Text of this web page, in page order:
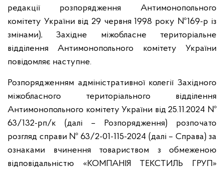
редакції розпорядження Антимонопольного
комітету України від 29 червня 1998 року №169-р із
змінами), Західне міжобласне територіальне
відділення Антимонопольного комітету України
повідомляє наступне.
Розпорядженням адміністративної колегії Західного
міжобласного територіального відділення
Антимонопольного комітету України від 25.11.2024 №
63/132-рп/к (далі – Розпорядження) розпочато
розгляд справи № 63/2-01-115-2024 (далі – Справа) за
ознаками вчинення товариством з обмеженою
відповідальністю «КОМПАНІЯ ТЕКСТИЛЬ ГРУП»